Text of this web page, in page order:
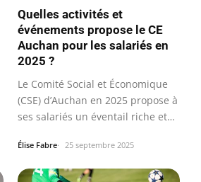
Quelles activités et
événements propose le CE
Auchan pour les salariés en
2025 ?
Le Comité Social et Économique
(CSE) d’Auchan en 2025 propose à
ses salariés un éventail riche et…
Élise Fabre 25 septembre 2025